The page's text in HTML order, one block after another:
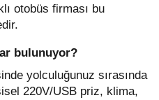
otobüs firması bu
bulunuyor?
yolculuğunuz sırasında
220V/USB priz, klima,